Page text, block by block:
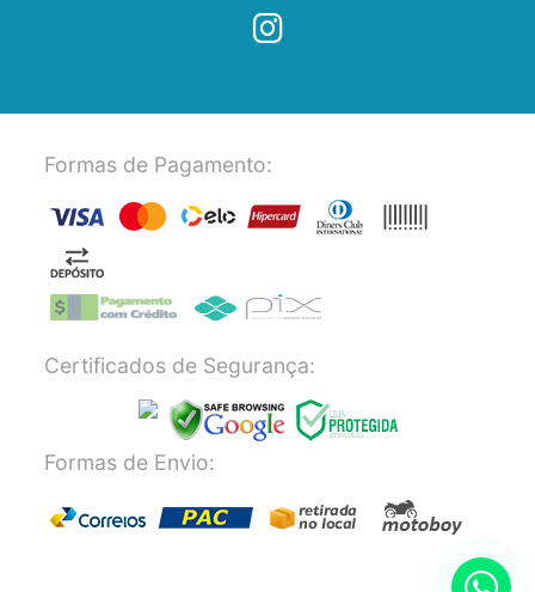
Formas de Pagamento:
Certificados de Segurança:
Formas de Envio: